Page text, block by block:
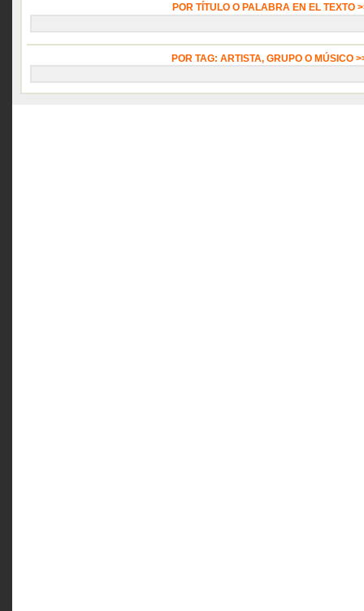
POR TÍTULO O PALABRA EN EL TEXTO
POR TAG: ARTISTA, GRUPO O MÚSICO